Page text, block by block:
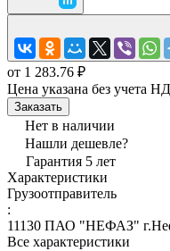
от 1 283.76 ₽
Цена указана без учета
Заказать
Нет в наличии
Нашли дешевле?
Гарантия 5 лет
Характеристики
Грузоотправитель
:
11130 ПАО "НЕФАЗ"
Все характеристики